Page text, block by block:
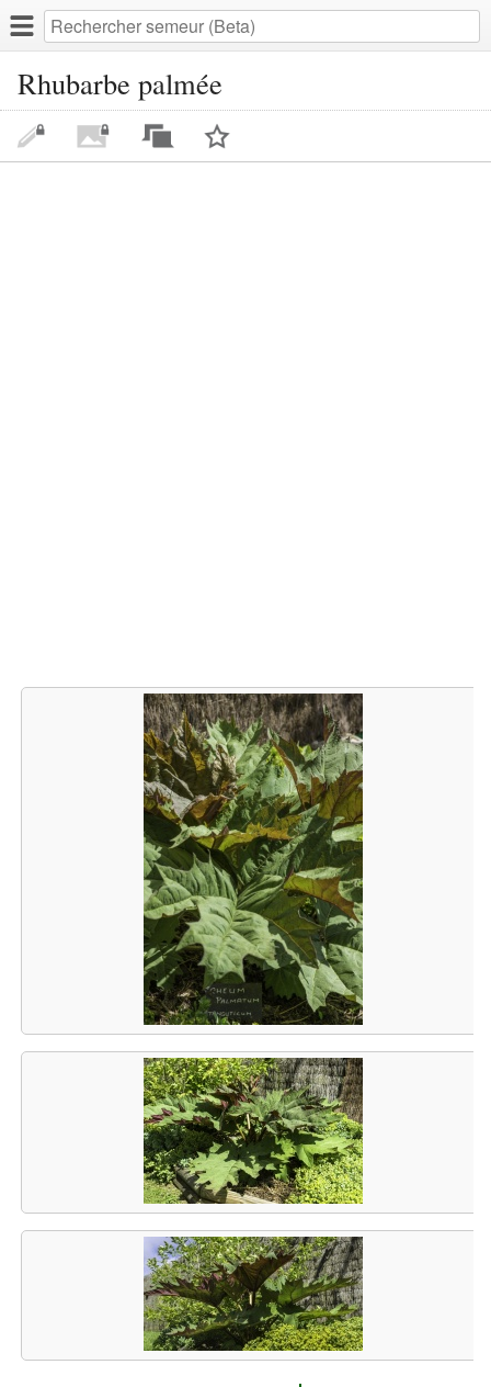
Rhubarbe palmée